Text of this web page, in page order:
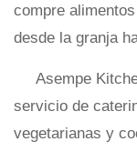
compre
desde la granja
Asempe
servicio de
vegetarianas y